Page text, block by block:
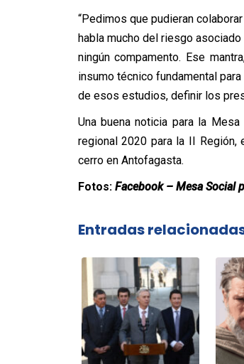
“Pedimos que pudieran
habla mucho del riesgo
ningún compamento. Ese
insumo técnico fundamental
de esos estudios, definir los
Una buena noticia para la
regional 2020 para la II
cerro en Antofagasta.
Fotos:Facebook – Mesa Social
Entradas